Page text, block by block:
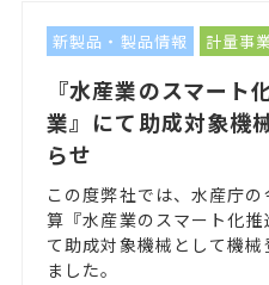
新製品・製品情報 計量事
『水産業のスマート
業』にて助成対象機
らせ
この度弊社では、水産庁
算『水産業のスマート化推
て助成対象機械として機械
ました。